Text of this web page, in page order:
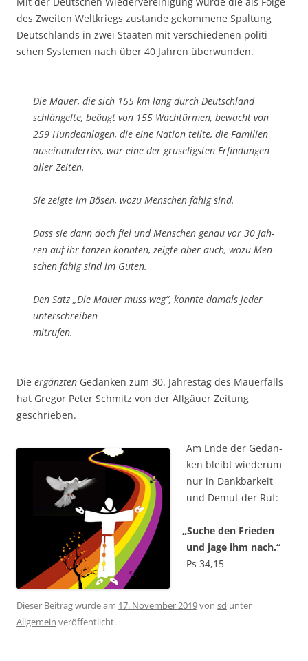
des Zwei­ten Welt­kriegs zustan­de gekom­me­ne Spal­tung
Deutsch­lands in zwei Staa­ten mit ver­schie­de­nen poli­ti­
schen Sys­te­men nach über 40 Jah­ren überwunden.
Die Mau­er, die sich 155 km lang durch Deutsch­land
schlän­gel­te, beäugt von 155 Wach­tür­men, bewacht von
259 Hun­de­an­la­gen, die eine Nati­on teil­te, die Fami­li­en
aus­ein­an­der­riss, war eine der gru­se­ligs­ten Erfin­dun­gen
aller Zeiten.
Sie zeig­te im Bösen, wozu Men­schen fähig sind.
Dass sie dann doch fiel und Men­schen genau vor 30 Jah­
ren auf ihr tan­zen konn­ten, zeig­te aber auch, wozu Men­
schen fähig sind im Guten.
Den Satz „Die Mau­er muss weg“, konn­te damals jeder
unter­schrei­ben
mit­ru­fen.
Die ergänz­ten Gedan­ken zum 30. Jah­res­tag des Mau­er­falls
hat Gre­gor Peter Schmitz von der All­gäu­er Zei­tung
geschrieben.
Am Ende der Gedan­
ken bleibt wie­der­um
nur in Dank­bar­keit
und Demut der Ruf:
„Suche den Frie­den
und jage ihm nach.“
Ps 34,15
Dieser Beitrag wurde am 17. November 2019von sd unter
Allgemein veröffentlicht.